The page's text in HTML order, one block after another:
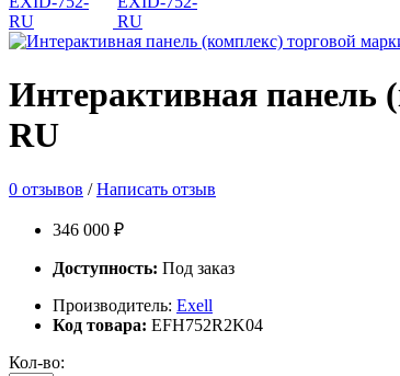
Интерактивная панель
RU
0 отзывов /Написать отзыв
346 000 ₽
Доступность: Под заказ
Производитель: Exell
Код товара: EFH752R2K04
Кол-во: